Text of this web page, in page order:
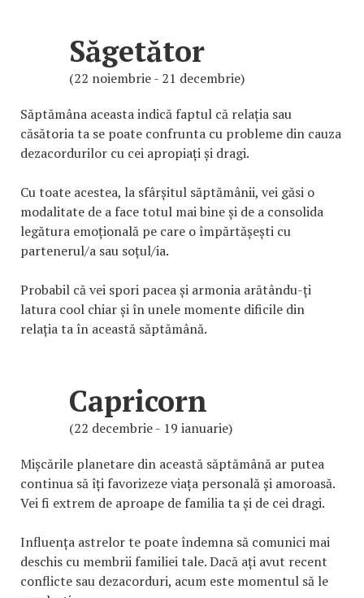
Săgetător
(22 noiembrie - 21 decembrie)
Săptămâna aceasta indică faptul că relația sau
căsătoria ta se poate confrunta cu probleme din cauza
dezacordurilor cu cei apropiați și dragi.
Cu toate acestea, la sfârșitul săptămânii, vei găsi o
modalitate de a face totul mai bine și de a consolida
legătura emoțională pe care o împărtășești cu
partenerul/a sau soțul/ia.
Probabil că vei spori pacea și armonia arătându-ți
latura cool chiar și în unele momente dificile din
relația ta în această săptămână.
Capricorn
(22 decembrie - 19 ianuarie)
Mișcările planetare din această săptămână ar putea
continua să îți favorizeze viața personală și amoroasă.
Vei fi extrem de aproape de familia ta și de cei dragi.
Influența astrelor te poate îndemna să comunici mai
deschis cu membrii familiei tale. Dacă ați avut recent
conflicte sau dezacorduri, acum este momentul să le